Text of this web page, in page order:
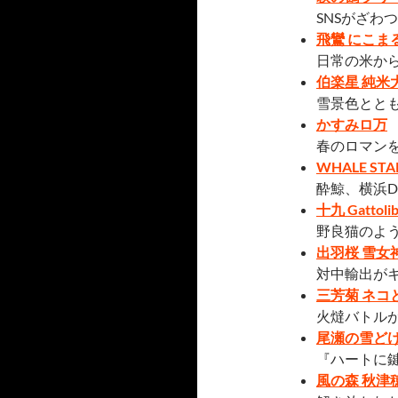
SNSがざわ
飛鸞 にこま
日常の米か
伯楽星 純米
雪景色とと
かすみロ万
春のロマン
WHALE
酔鯨、横浜
十九
野良猫のよ
出羽桜 雪女
対中輸出が
三芳菊 ネコ
火燵バトル
尾瀬の雪ど
『ハートに
風の森 秋津